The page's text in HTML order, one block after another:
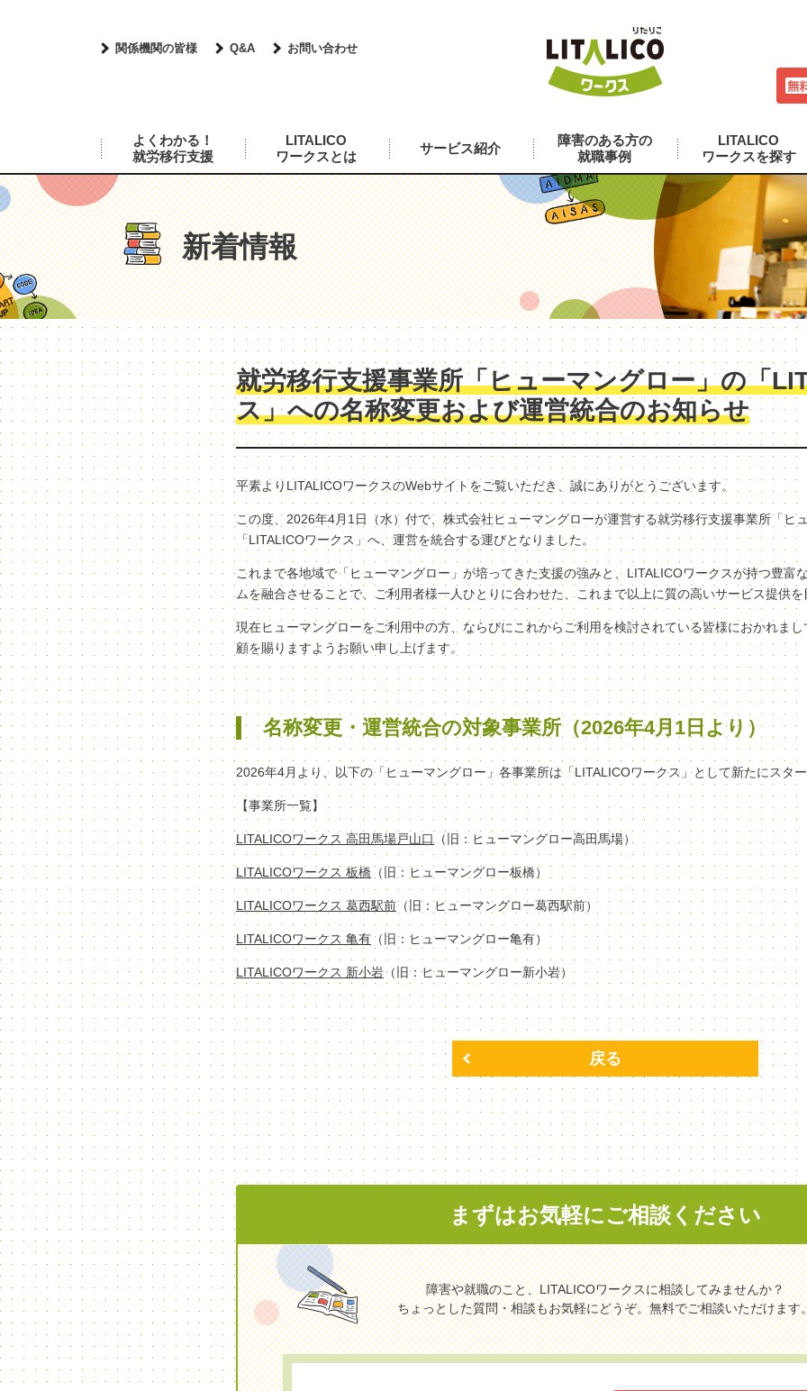
関係機関の皆様 Q&A お問い合わせ
よくわかる！
就労移行支援
LITALICO
ワークスとは
サービス紹介
障害のある方の
就職事例
LITALICO
ワークスを探す
新着情報
就労移行支援事業所「ヒューマングロー」の「
ス」への名称変更および運営統合のお知らせ
平素よりLITALICOワークスのWebサイトをご覧いただき、誠にありがとうございます。
この度、2026年4月1日（水）付で、株式会社ヒューマングローが運営する就労移行支援事業所「ヒ
「LITALICOワークス」へ、運営を統合する運びとなりました。
これまで各地域で「ヒューマングロー」が培ってきた支援の強みと、LITALICOワークスが持つ豊富
ムを融合させることで、ご利用者様一人ひとりに合わせた、これまで以上に質の高いサービス提供
現在ヒューマングローをご利用中の方、ならびにこれからご利用を検討されている皆様におかれま
顧を賜りますようお願い申し上げます。
名称変更・運営統合の対象事業所（2026年4月1日より）
2026年4月より、以下の「ヒューマングロー」各事業所は「LITALICOワークス」として新たにスタ
【事業所一覧】
LITALICOワークス 高田馬場戸山口 （旧：ヒューマングロー高田馬場）
LITALICOワークス 板橋 （旧：ヒューマングロー板橋）
LITALICOワークス 葛西駅前（旧：ヒューマングロー葛西駅前）
LITALICOワークス 亀有 （旧：ヒューマングロー亀有）
LITALICOワークス 新小岩（旧：ヒューマングロー新小岩）
戻る
まずはお気軽にご相談ください
障害や就職のこと、LITALICOワークスに相談してみませんか？
ちょっとした質問・相談もお気軽にどうぞ。無料でご相談いただけます